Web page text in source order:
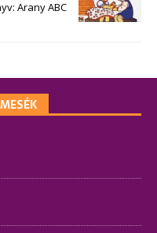
Arany ABC